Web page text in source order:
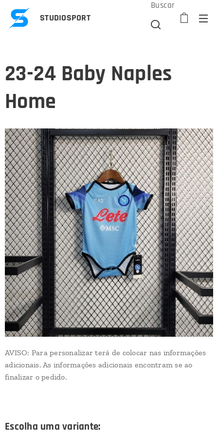
STUDIOSPORT
Buscar
23-24 Baby Naples
Home
AVISO: Para personalizar terá de colocar nas informações
adicionais. As informações adicionais encontram se ao
finalizar o pedido.
Escolha uma variante: